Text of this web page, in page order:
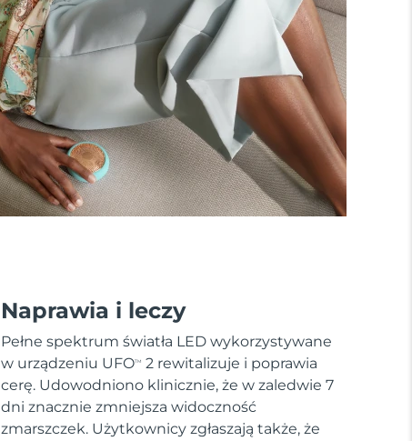
Naprawia i leczy
Pełne spektrum światła LED wykorzystywane
w urządzeniu UFOTM
2 rewitalizuje i poprawia
cerę. Udowodniono klinicznie, że w zaledwie 7
dni znacznie zmniejsza widoczność
zmarszczek. Użytkownicy zgłaszają także, że